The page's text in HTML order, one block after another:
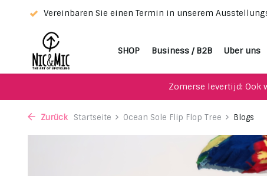
Wählen Sie Ihren Favoriten mit unserem WhatsApp-
SHOP Business / B2B Uber uns
Zomerse levertijd: Ook
Zurück Startseite Ocean Sole Flip Flop Tree Blogs